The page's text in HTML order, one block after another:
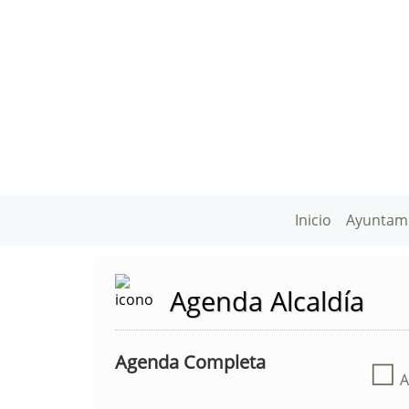
Inicio
Agenda Alcaldía
Agenda Completa ☐